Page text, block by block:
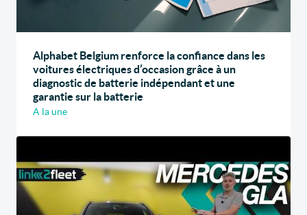
Alphabet Belgium renforce la confiance dans les
voitures électriques d’occasion grâce à un
diagnostic de batterie indépendant et une
garantie sur la batterie
A la une